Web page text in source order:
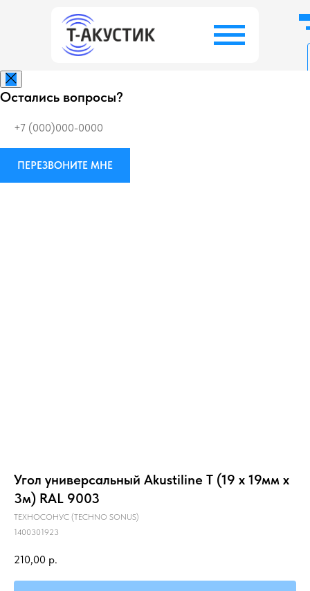
Остались вопросы?
ПЕРЕЗВОНИТЕ МНЕ
Угол универсальный Akustiline T (19 х 19мм х
3м) RAL 9003
ТЕХНОСОНУС (TECHNO SONUS)
1400301923
210,00 р.